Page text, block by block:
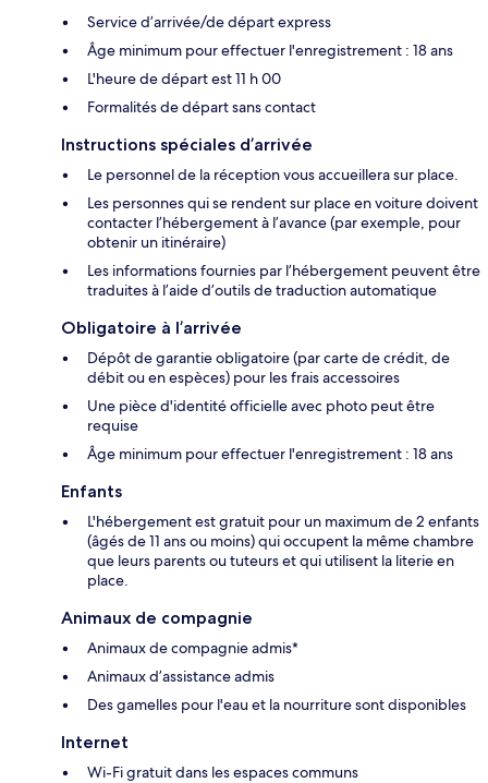
Service d’arrivée/de départ express
Âge minimum pour effectuer l'enregistrement : 18 ans
L'heure de départ est 11 h 00
Formalités de départ sans contact
Instructions spéciales d’arrivée
Le personnel de la réception vous accueillera sur place.
Les personnes qui se rendent sur place en voiture doivent
contacter l’hébergement à l’avance (par exemple, pour
obtenir un itinéraire)
Les informations fournies par l’hébergement peuvent être
traduites à l’aide d’outils de traduction automatique
Obligatoire à l’arrivée
Dépôt de garantie obligatoire (par carte de crédit, de
débit ou en espèces) pour les frais accessoires
Une pièce d'identité officielle avec photo peut être
requise
Âge minimum pour effectuer l'enregistrement : 18 ans
Enfants
L'hébergement est gratuit pour un maximum de 2 enfants
(âgés de 11 ans ou moins) qui occupent la même chambre
que leurs parents ou tuteurs et qui utilisent la literie en
place.
Animaux de compagnie
Animaux de compagnie admis*
Animaux d’assistance admis
Des gamelles pour l'eau et la nourriture sont disponibles
Internet
Wi-Fi gratuit dans les espaces communs